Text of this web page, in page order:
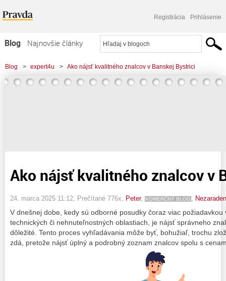
Registrácia Prihlásenie
Blog
Najnovšie články
Najčítanejšie články
Najkomentovanejšie články
Blog > expert4u > Ako nájsť kvalitného znalcov v Banskej Bystrici
Ako nájsť kvalitného znalcov v
24. marca 2025 11:12 , Prečítané 776x, Peter, KOMERČNÝ BLOG
V dnešnej dobe, kedy sú odborné posudky čoraz viac
technických či nehnuteľnostných oblastiach, je nájsť správneho
dôležité. Tento proces vyhľadávania môže byť, bohužiaľ, trochu
zdá, pretože nájsť úplný a podrobný zoznam znalcov spolu s